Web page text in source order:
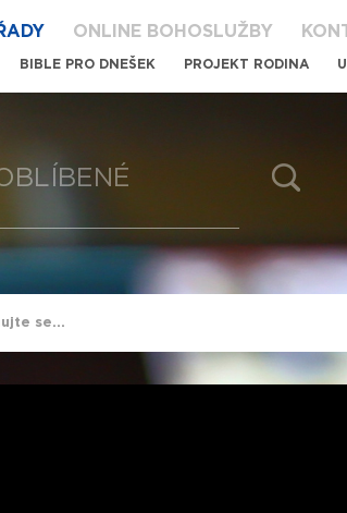
ONLINE BOHOSLUŽBY
BIBLE PRO DNEŠEK PROJEKT RODINA
se...